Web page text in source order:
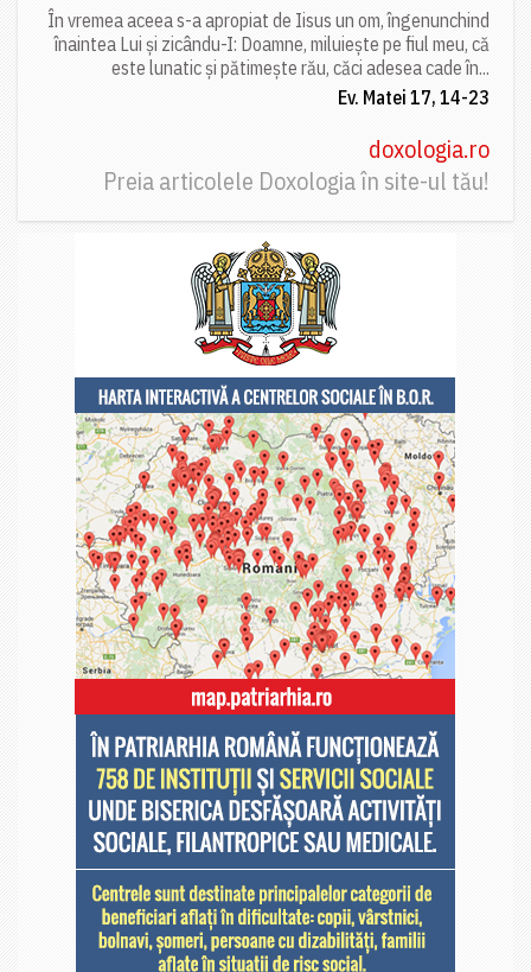
În vremea aceea s-a apropiat de Iisus un om, îngenunchind
înaintea Lui și zicându-I: Doamne, miluiește pe fiul meu, că
este lunatic și pătimește rău, căci adesea cade în...
Ev. Matei 17, 14-23
doxologia.ro
Preia articolele Doxologia în site-ul tău!